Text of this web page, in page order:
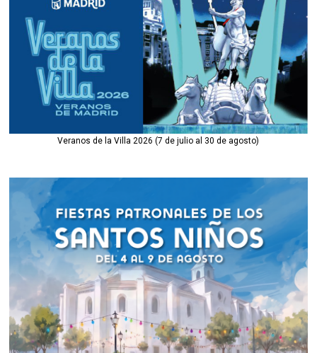
Veranos de la Villa 2026 (7 de julio al 30 de agosto)